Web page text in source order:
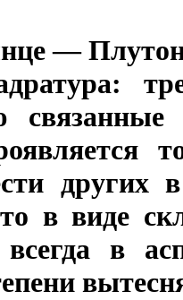
—
других
в виде
в